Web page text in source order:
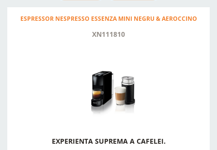
ESPRESSOR NESPRESSO ESSENZA MINI NEGRU & AEROCCINO
XN111810
EXPERIENTA SUPREMA A CAFELEI.